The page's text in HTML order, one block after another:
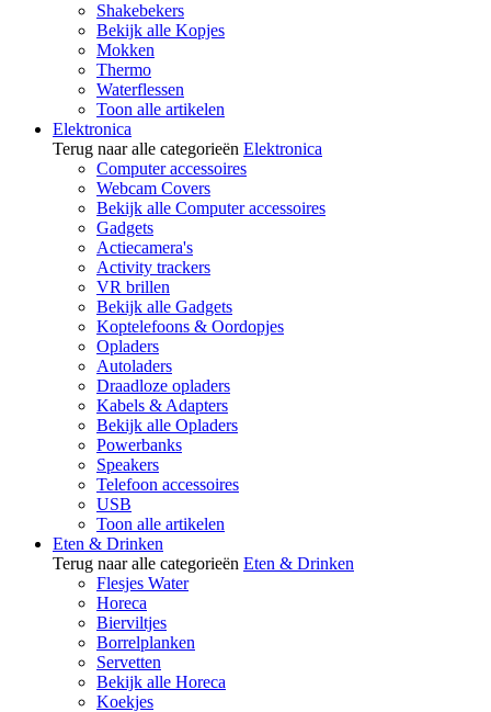
Shakebekers
Bekijk alle Kopjes
Mokken
Thermo
Waterflessen
Toon alle artikelen
Elektronica
Terug naar alle categorieën Elektronica
Computer accessoires
Webcam Covers
Bekijk alle Computer accessoires
Gadgets
Actiecamera's
Activity trackers
VR brillen
Bekijk alle Gadgets
Koptelefoons & Oordopjes
Opladers
Autoladers
Draadloze opladers
Kabels & Adapters
Bekijk alle Opladers
Powerbanks
Speakers
Telefoon accessoires
USB
Toon alle artikelen
Eten & Drinken
Terug naar alle categorieën Eten & Drinken
Flesjes Water
Horeca
Bierviltjes
Borrelplanken
Servetten
Bekijk alle Horeca
Koekjes